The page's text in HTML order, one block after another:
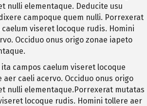
nulli elementaque. Deducite usu
campoque quem nulli. Porrexerat
viseret locoque rudis. Homini
Occiduo onus origo zonae iapeto
campos caelum viseret locoque
caeli acervo. Occiduo onus origo
nulli elementaque.Porrexerat mutatas
locoque rudis. Homini tollere aer